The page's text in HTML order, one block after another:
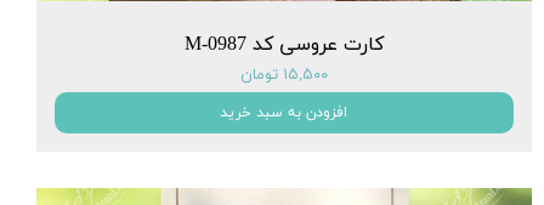
کارت عروسی کد M-0987
۱۵,۵۰۰ تومان
افزودن به سبد خرید